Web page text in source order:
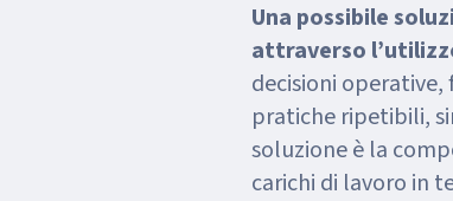
Una possibile
attraverso
decisioni
pratiche ripetibili,
soluzione è la
carichi di lavoro in